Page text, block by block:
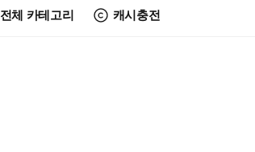
전체 카테고리 캐시충전